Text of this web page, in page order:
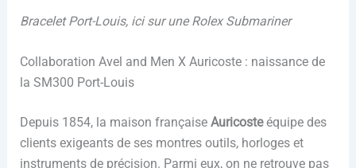
Bracelet Port-Louis, ici sur une Rolex Submariner
Collaboration Avel and Men X Auricoste : naissance de
la SM300 Port-Louis
Depuis 1854, la maison française Auricosteéquipe des
clients exigeants de ses montres outils, horloges et
instruments de précision. Parmi eux, on ne retrouve pas